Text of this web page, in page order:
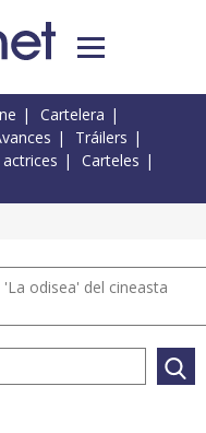
Cartelera
Tráilers
Carteles
odisea' del cineasta